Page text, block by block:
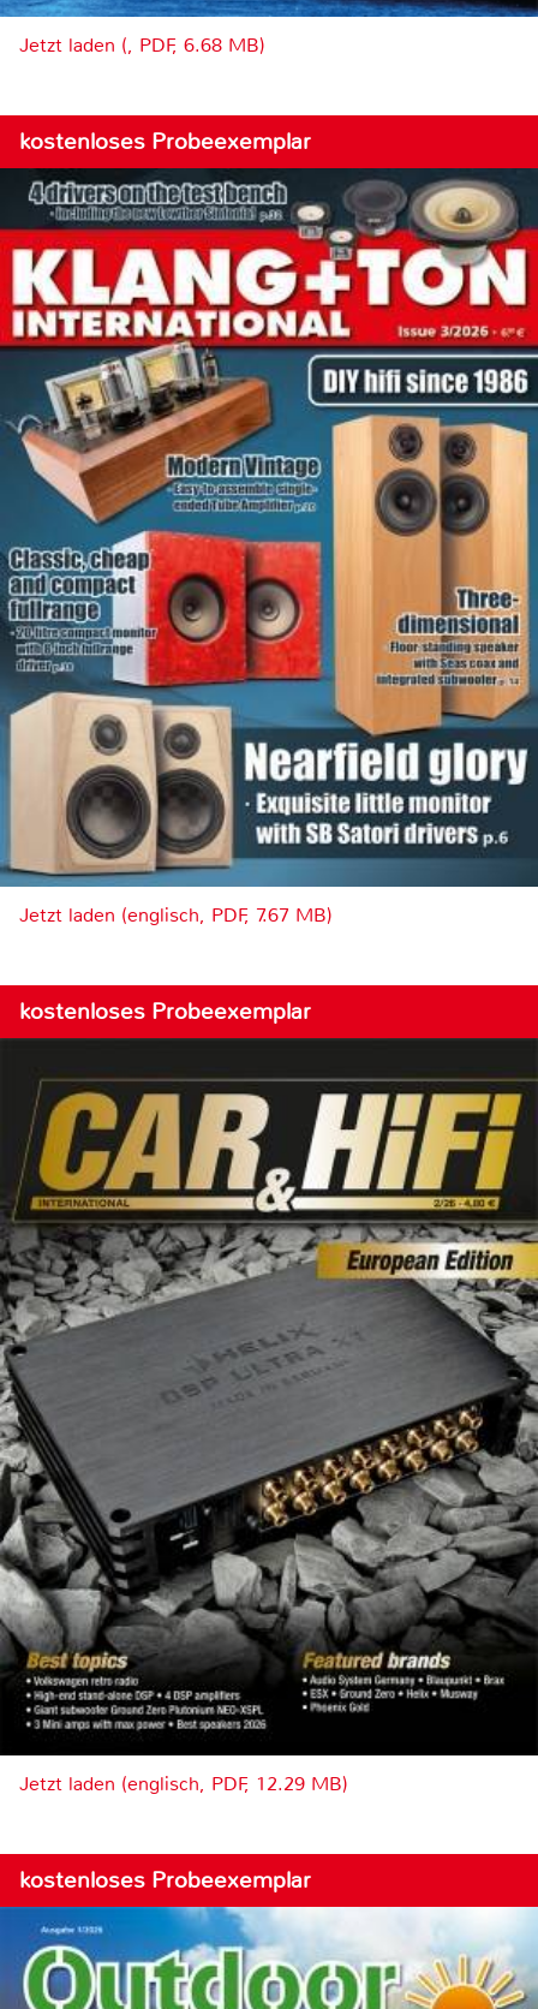
Jetzt laden (, PDF, 6.68 MB)
kostenloses Probeexemplar
Jetzt laden (englisch, PDF, 7.67 MB)
kostenloses Probeexemplar
Jetzt laden (englisch, PDF, 12.29 MB)
kostenloses Probeexemplar